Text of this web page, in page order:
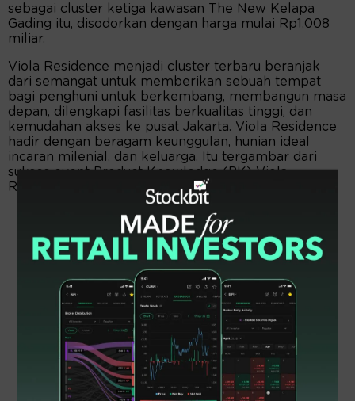
sebagai cluster ketiga kawasan The New Kelapa
Gading itu, disodorkan dengan harga mulai Rp1,008
miliar.
Viola Residence menjadi cluster terbaru beranjak
dari semangat untuk memberikan sebuah tempat
bagi penghuni untuk berkembang, membangun masa
depan, dilengkapi fasilitas berkualitas tinggi, dan
kemudahan akses ke pusat Jakarta. Viola Residence
hadir dengan beragam keunggulan, hunian ideal
incaran milenial, dan keluarga. Itu tergambar dari
sukses event Product Knowledge (PK) Viola
Residence pada 6 November 2023 lalu.